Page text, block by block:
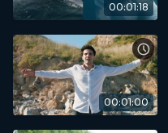
00:01:18
00:01:00